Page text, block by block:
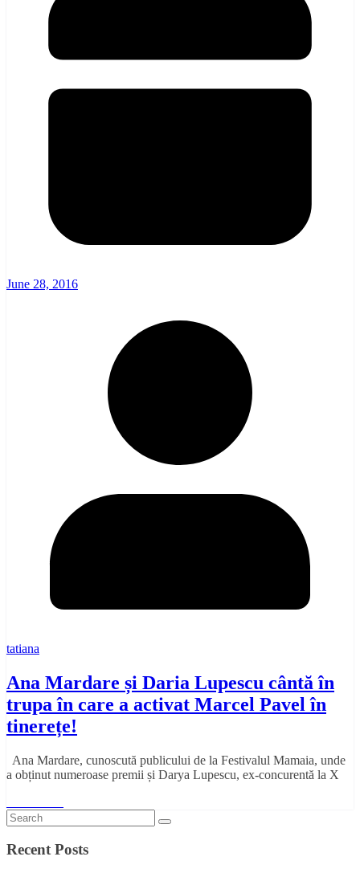
June 28, 2016
tatiana
Ana Mardare și Daria Lupescu cântă în
trupa în care a activat Marcel Pavel în
tinerețe!
Ana Mardare, cunoscută publicului de la Festivalul Mamaia, unde
a obținut numeroase premii și Darya Lupescu, ex-concurentă la X
Recent Posts